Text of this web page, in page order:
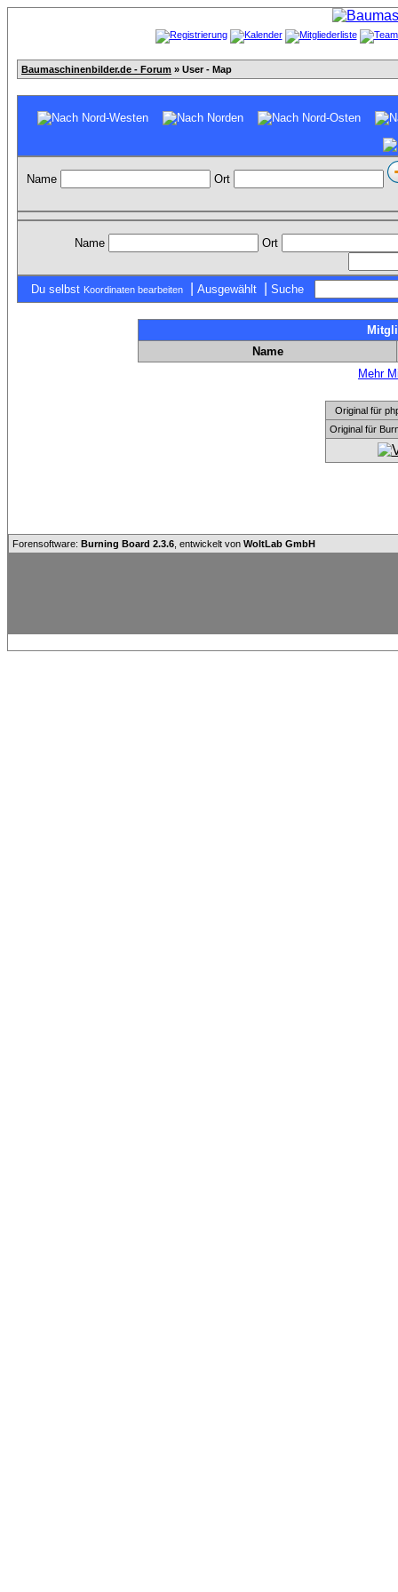
Baumaschinenbilder.de - Forum » User - Map
Name Ort
Name Ort
Du selbst Koordinaten bearbeiten Ausgewählt Suche
Name
Mehr
Original für
Original für
Forensoftware: Burning Board 2.3.6 , entwickelt von WoltLab GmbH